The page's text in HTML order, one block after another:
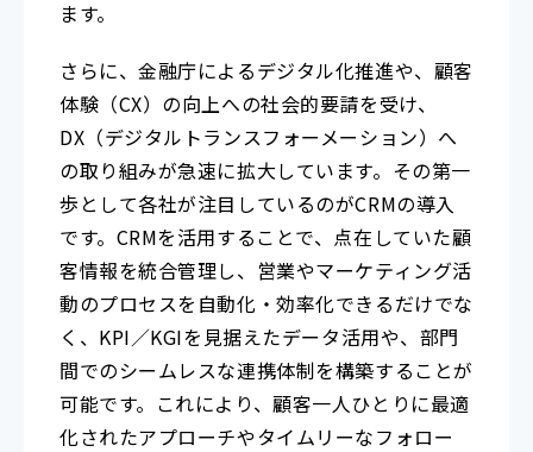
ます。
さらに、金融庁によるデジタル化推進や、顧客
体験（CX）の向上への社会的要請を受け、
DX（デジタルトランスフォーメーション）へ
の取り組みが急速に拡大しています。その第一
歩として各社が注目しているのがCRMの導入
です。CRMを活用することで、点在していた顧
客情報を統合管理し、営業やマーケティング活
動のプロセスを自動化・効率化できるだけでな
く、KPI／KGIを見据えたデータ活用や、部門
間でのシームレスな連携体制を構築することが
可能です。これにより、顧客一人ひとりに最適
化されたアプローチやタイムリーなフォロー